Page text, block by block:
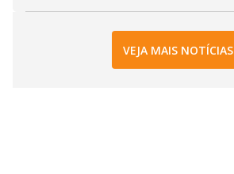
VEJA MAIS NOTÍCIAS